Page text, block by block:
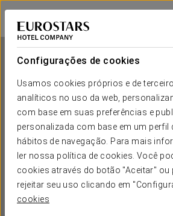
Configurações de cookies
Usamos cookies próprios e de
analíticos no uso da web,
com base em suas preferências e
personalizada com base em um perfil
hábitos de navegação. Para mais
ler nossa política de cookies. Você
cookies através do botão "Aceitar"
rejeitar seu uso clicando em
cookies
Eurostars Montgomery
BRUXELAS
Eurostars
BRUXELAS